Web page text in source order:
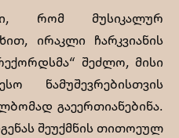
რომ მუსიკალურ
ირაკლი ჩარკვიანის
შეძლო, მისი
ნამუშევრებისთვის
გაეერთიანებინა.
შეუქმნის თითოეულ